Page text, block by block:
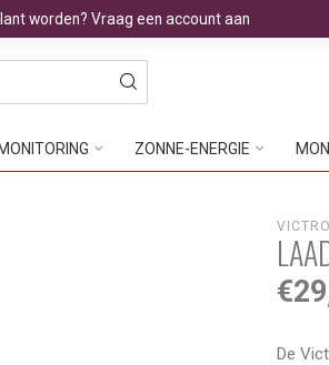
worden? Vraag een account aan
ZONNE-ENERGIE
De